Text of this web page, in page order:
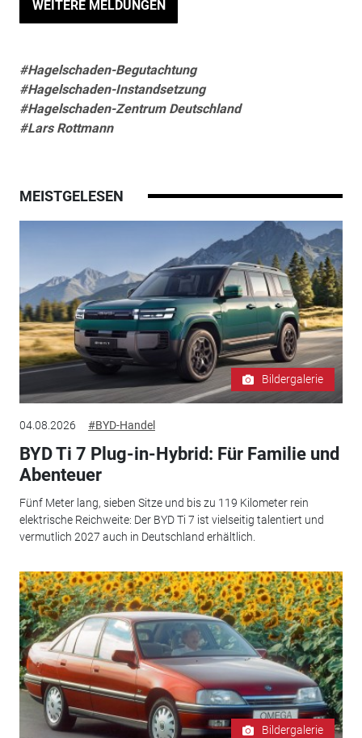
WEITERE MELDUNGEN
#Hagelschaden-Begutachtung
#Hagelschaden-Instandsetzung
#Hagelschaden-Zentrum Deutschland
#Lars Rottmann
MEISTGELESEN
Bildergalerie
04.08.2026 #BYD-Handel
BYD Ti 7 Plug-in-Hybrid: Für Familie und
Abenteuer
Fünf Meter lang, sieben Sitze und bis zu 119 Kilometer rein
elektrische Reichweite: Der BYD Ti 7 ist vielseitig talentiert und
vermutlich 2027 auch in Deutschland erhältlich.
Bildergalerie